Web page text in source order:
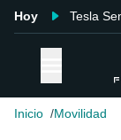
Hoy Tesla
Inicio Movilidad